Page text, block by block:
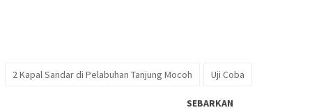
2 Kapal Sandar di Pelabuhan Tanjung Mocoh Uji Coba
SEBARKAN